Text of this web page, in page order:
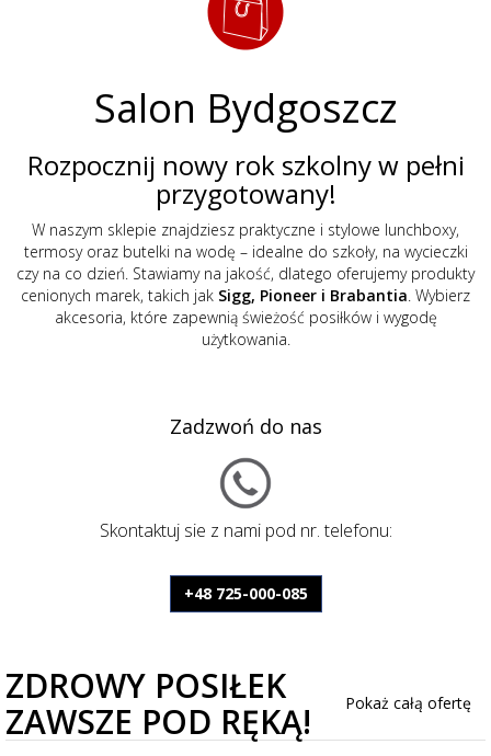
Salon Bydgoszcz
Rozpocznij nowy rok szkolny w pełni
przygotowany!
W naszym sklepie znajdziesz praktyczne i stylowe lunchboxy,
termosy oraz butelki na wodę – idealne do szkoły, na wycieczki
czy na co dzień. Stawiamy na jakość, dlatego oferujemy produkty
cenionych marek, takich jak Sigg, Pioneer i Brabantia. Wybierz
akcesoria, które zapewnią świeżość posiłków i wygodę
użytkowania.
Zadzwoń do nas
Skontaktuj sie z nami pod nr. telefonu:
+48 725-000-085
ZDROWY POSIŁEK
ZAWSZE POD RĘKĄ!
Pokaż całą ofertę